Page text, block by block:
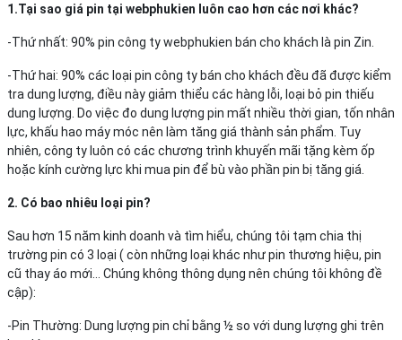
1.Tại sao giá pin tại webphukien luôn cao hơn các nơi khác?
-Thứ nhất: 90% pin công ty webphukien bán cho khách là pin Zin.
-Thứ hai: 90% các loại pin công ty bán cho khách đều đã được kiểm
tra dung lượng, điều này giảm thiểu các hàng lỗi, loại bỏ pin thiếu
dung lượng. Do việc đo dung lượng pin mất nhiều thời gian, tốn nhân
lực, khấu hao máy móc nên làm tăng giá thành sản phẩm. Tuy
nhiên, công ty luôn có các chương trình khuyến mãi tặng kèm ốp
hoặc kính cường lực khi mua pin để bù vào phần pin bị tăng giá.
2. Có bao nhiêu loại pin?
Sau hơn 15 năm kinh doanh và tìm hiểu, chúng tôi tạm chia thị
trường pin có 3 loại ( còn những loại khác như pin thương hiệu, pin
cũ thay áo mới… Chúng không thông dụng nên chúng tôi không đề
cập):
-Pin Thường: Dung lượng pin chỉ bằng ½ so với dung lượng ghi trên